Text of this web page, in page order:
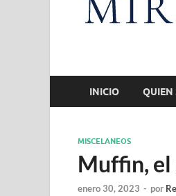
INICIO QUIEN
MISCELANEOS
Muffin, el
enero 30, 2023 - por